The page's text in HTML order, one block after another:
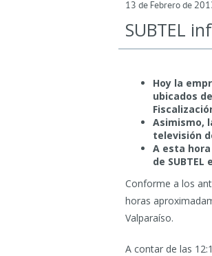
13 de Febrero de
SUBTEL
Hoy la
ubicados
Asimismo,
televisión
A esta
de SUBTEL
Conforme a los
horas
Valparaíso.
A contar de las